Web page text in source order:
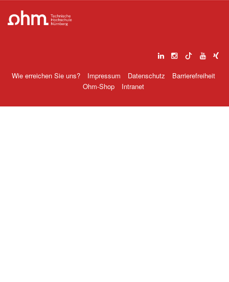
Wie erreichen Sie uns? Impressum Datenschutz
Barrierefreiheit
Ohm-Shop
Intranet